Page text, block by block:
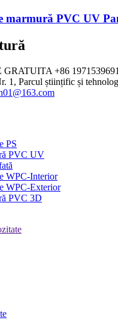
marmură PVC UV
GRATUITA +86
1, Parcul științific și
PS
PVC UV
WPC-Interior
WPC-Exterior
PVC 3D